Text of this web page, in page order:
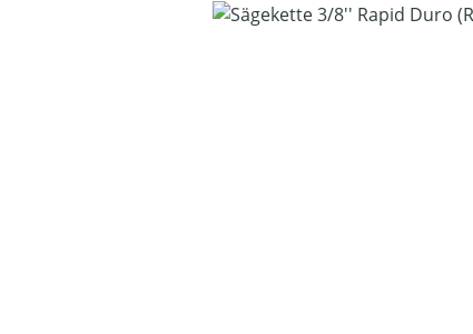
Bildergalerie überspringen